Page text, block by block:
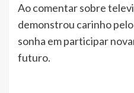
Ao comentar sobre
demonstrou carinho
sonha em participar
futuro.